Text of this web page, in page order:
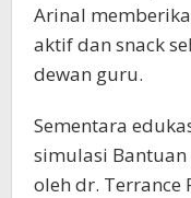
Arinal
aktif dan snack
dewan guru.
Sementara
simulasi
oleh dr. Terrance